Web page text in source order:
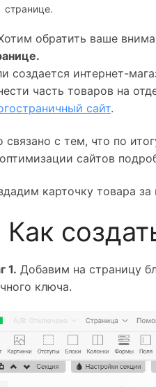
странице.
обратить ваше
создается интернет-
сайт.
связано с тем, что по
сайтов
карточку товара
Как
1. Добавим на страницу
ключа.